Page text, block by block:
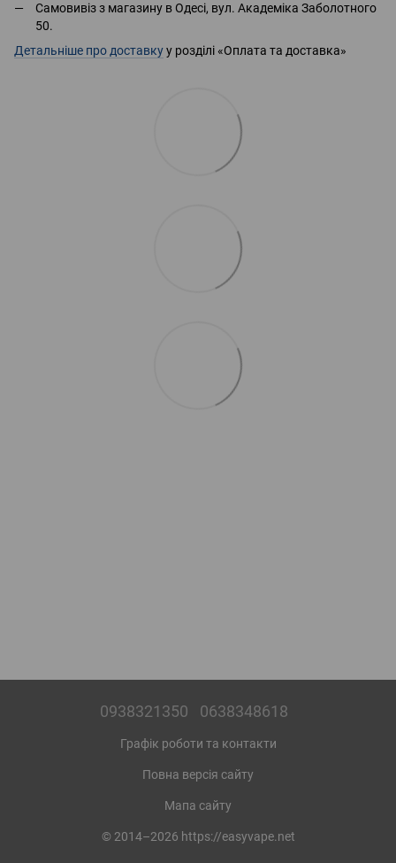
Самовивіз з магазину в Одесі, вул. Академіка Заболотного
50.
Детальніше про доставкуу розділі «Оплата та доставка»
0938321350 0638348618
Графік роботи та контакти
Повна версія сайту
Мапа сайту
© 2014–2026 https://easyvape.net